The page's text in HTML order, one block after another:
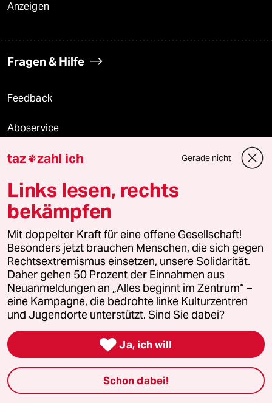
Anzeigen
Fragen & Hilfe
Feedback
Aboservice
ePaper Login
Downloads für Abonnierende
© 2026 taz Verlags und Vertriebs GmbH
Alle Rechte vorbehalten. Bei rechtlichen Fragen oder für Genehmigungen
wenden Sie sich bitte anlizenzen@taz.de
Feedback Redaktionsstatut Kommune-Richtlinien KI-
Leitlinie Informant Datenschutz Impressum AGB
Seitenwende Einwilligungen widerrufen (Ads)
taz zahl ich Gerade nicht
Links lesen, rechts
bekämpfen
Mit doppelter Kraft für eine offene Gesellschaft!
Besonders jetzt brauchen Menschen, die sich gegen
Rechtsextremismus einsetzen, unsere Solidarität.
Daher gehen 50 Prozent der Einnahmen aus
Neuanmeldungen an „Alles beginnt im Zentrum“ –
eine Kampagne, die bedrohte linke Kulturzentren
und Jugendorte unterstützt. Sind Sie dabei?
 Ja, ich will
Schon dabei!